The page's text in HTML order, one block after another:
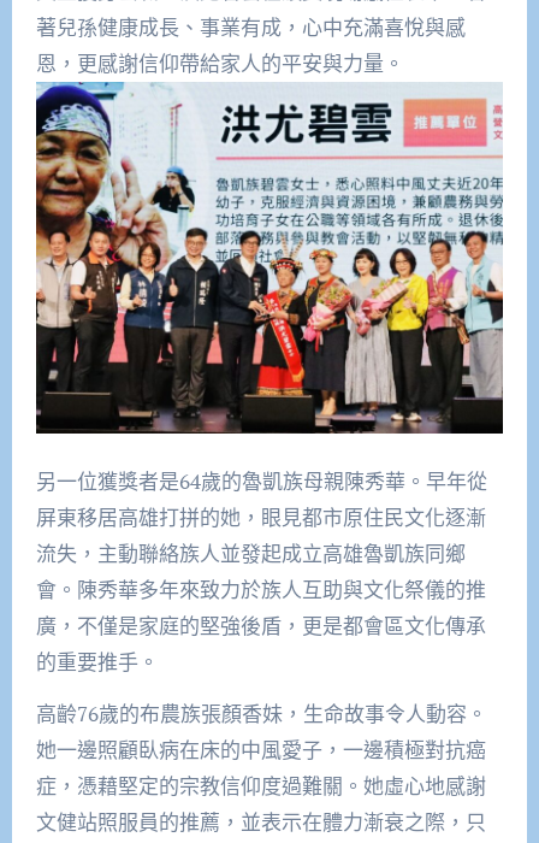
著兒孫健康成長、事業有成，心中充滿喜悅與感
恩，更感謝信仰帶給家人的平安與力量。
另一位獲獎者是64歲的魯凱族母親陳秀華。早年從
屏東移居高雄打拼的她，眼見都市原住民文化逐漸
流失，主動聯絡族人並發起成立高雄魯凱族同鄉
會。陳秀華多年來致力於族人互助與文化祭儀的推
廣，不僅是家庭的堅強後盾，更是都會區文化傳承
的重要推手。
高齡76歲的布農族張顏香妹，生命故事令人動容。
她一邊照顧臥病在床的中風愛子，一邊積極對抗癌
症，憑藉堅定的宗教信仰度過難關。她虛心地感謝
文健站照服員的推薦，並表示在體力漸衰之際，只